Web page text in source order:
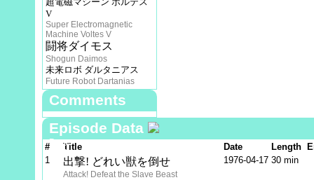
V
Super Electromagnetic
Machine Voltes V
闘将ダイモス
Shogun Daimos
未来ロボ ダルタニアス
Future Robot Dartanias
Comments
Episode Data
Data
Staff
# Title Date Length
1
出撃! どれい獣を倒せ
Attack! Defeat the Slave Beast
1976‑04‑17 30 min